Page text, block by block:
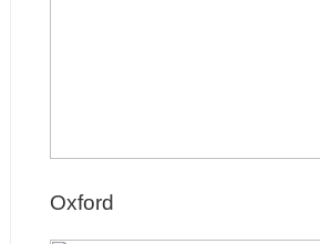
Oxford